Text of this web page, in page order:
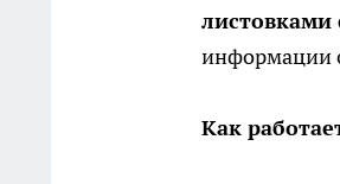
листовками
информации
Как